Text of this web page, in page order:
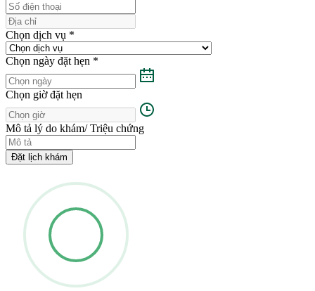
Chọn dịch vụ *
Chọn ngày đặt hẹn *
Chọn giờ đặt hẹn
Mô tả lý do khám/ Triệu chứng
Đặt lịch khám